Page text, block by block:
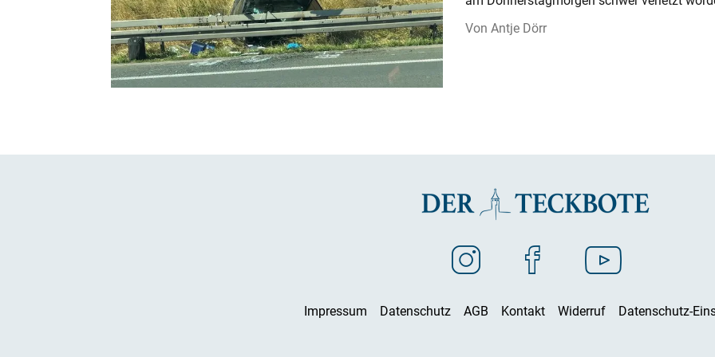
Antje Dörr
Impressum Datenschutz AGB Kontakt Widerruf Datenschutz-